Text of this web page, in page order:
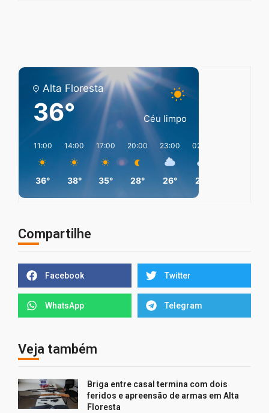
Alta Floresta
36° Céu limpo
11:00
36°
14:00
38°
17:00
35°
20:00
28°
23:00
26°
02:00
26°
Compartilhe
Facebook Twitter
WhatsApp Telegram
Veja também
Briga entre casal termina com dois
feridos e apreensão de armas em Alta
Floresta